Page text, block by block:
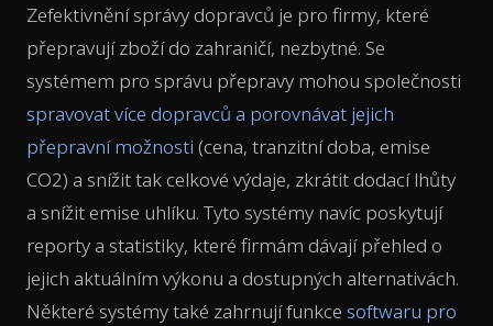
Zefektivnění správy dopravců je pro firmy, které
přepravují zboží do zahraničí, nezbytné. Se
systémem pro správu přepravy mohou společnosti
spravovat více dopravců a porovnávat jejich
přepravní možnosti (cena, tranzitní doba, emise
CO2) a snížit tak celkové výdaje, zkrátit dodací lhůty
a snížit emise uhlíku. Tyto systémy navíc poskytují
reporty a statistiky, které firmám dávají přehled o
jejich aktuálním výkonu a dostupných alternativách.
Některé systémy také zahrnují funkce softwaru pro